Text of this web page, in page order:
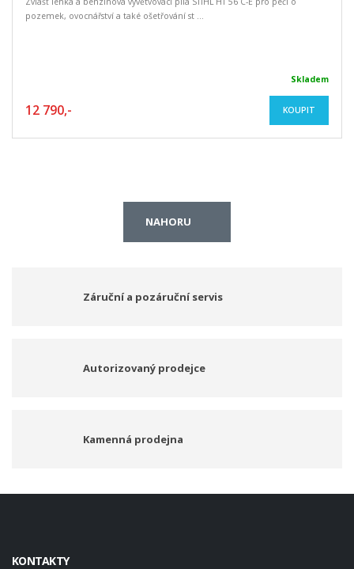
pozemek, ovocnářství a také ošetřování st ...
Skladem
12 790,- KOUPIT
NAHORU
Záruční a pozáruční servis
Autorizovaný prodejce
Kamenná prodejna
KONTAKTY